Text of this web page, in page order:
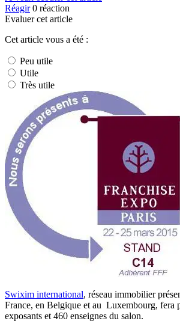
Réagir 0 réaction
Evaluer cet article
Cet article vous a été :
Peu utile
Utile
Très utile
Swixim international, réseau immobilier
France, en Belgique et au Luxembourg, fera
exposants et 460 enseignes du salon.